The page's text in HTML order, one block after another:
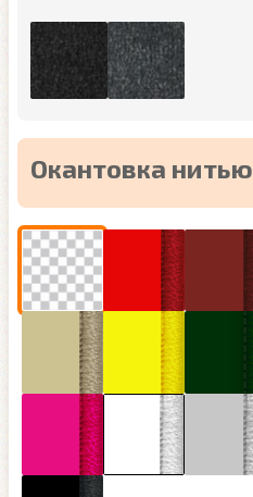
Окантовка нитью